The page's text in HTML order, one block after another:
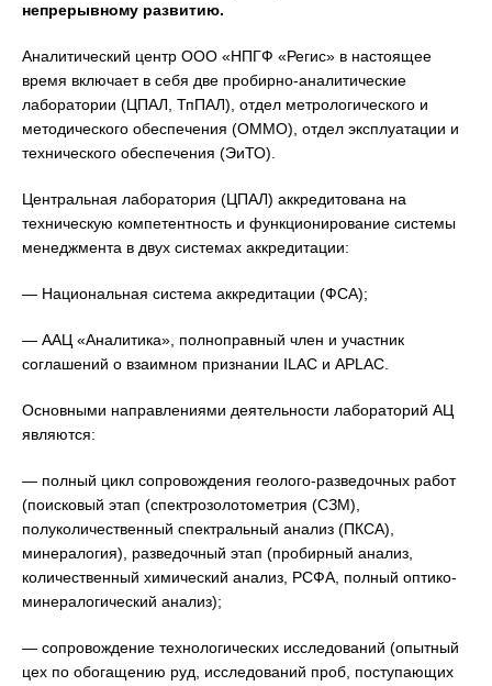
непрерывному развитию.
Аналитический центр ООО «НПГФ «Регис» в настоящее
время включает в себя две пробирно-аналитические
лаборатории (ЦПАЛ, ТпПАЛ), отдел метрологического и
методического обеспечения (ОММО), отдел эксплуатации и
технического обеспечения (ЭиТО).
Центральная лаборатория (ЦПАЛ) аккредитована на
техническую компетентность и функционирование системы
менеджмента в двух системах аккредитации:
— Национальная система аккредитации (ФСА);
— ААЦ «Аналитика», полноправный член и участник
соглашений о взаимном признании ILAC и АPLAC.
Основными направлениями деятельности лабораторий АЦ
являются:
— полный цикл сопровождения геолого-разведочных работ
(поисковый этап (спектрозолотометрия (СЗМ),
полуколичественный спектральный анализ (ПКСА),
минералогия), разведочный этап (пробирный анализ,
количественный химический анализ, РСФА, полный оптико-
минералогический анализ);
— сопровождение технологических исследований (опытный
цех по обогащению руд, исследований проб, поступающих